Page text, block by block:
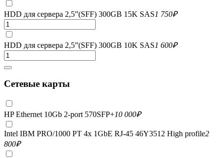
HDD для сервера 2,5”(SFF) 300GB 15K SAS1 750₽
HDD для сервера 2,5”(SFF) 300GB 10K SAS1 600₽
Сетевые карты
HP Ethernet 10Gb 2-port 570SFP+10 000₽
Intel IBM PRO/1000 PT 4x 1GbE RJ-45 46Y3512 High profile2
800₽